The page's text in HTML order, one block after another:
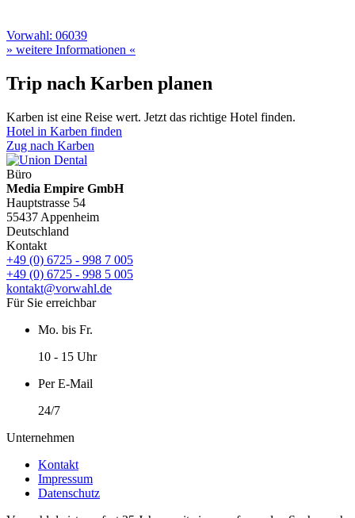
Vorwahl: 06039
» weitere Informationen «
Trip nach Karben planen
Karben ist eine Reise wert. Jetzt das richtige Hotel finden.
Hotel in Karben finden
Zug nach Karben
Büro
Media Empire GmbH
Hauptstrasse 54
55437 Appenheim
Deutschland
Kontakt
+49 (0) 6725 - 998 7 005
+49 (0) 6725 - 998 5 005
kontakt@vorwahl.de
Für Sie erreichbar
Mo. bis Fr.
10 - 15 Uhr
Per E-Mail
24/7
Unternehmen
Kontakt
Impressum
Datenschutz